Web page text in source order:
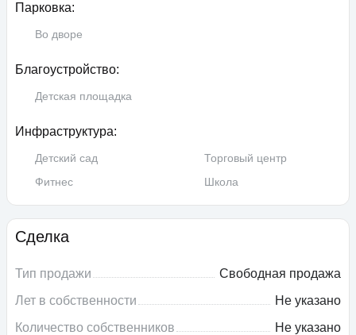
Парковка:
Во дворе
Благоустройство:
Детская площадка
Инфраструктура:
Детский сад
Торговый центр
Фитнес
Школа
Сделка
Тип продажи
Свободная продажа
Лет в собственности
Не указано
Количество собственников
Не указано